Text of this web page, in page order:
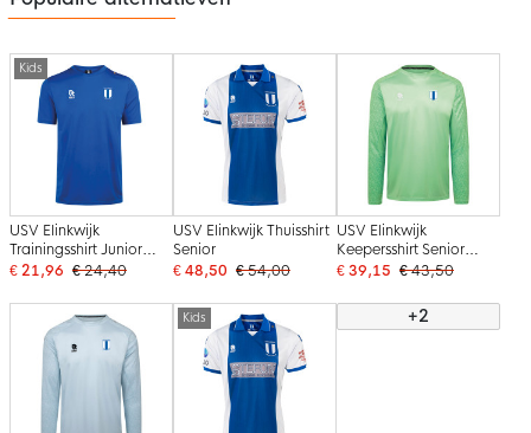
Kids
USV Elinkwijk
Trainingsshirt Junior
Blauw
€ 21,96 € 24,40
USV Elinkwijk Thuisshirt
Senior
€ 48,50 € 54,00
USV Elinkwijk
Keepersshirt Senior
Groen
€ 39,15 € 43,50
Kids +2